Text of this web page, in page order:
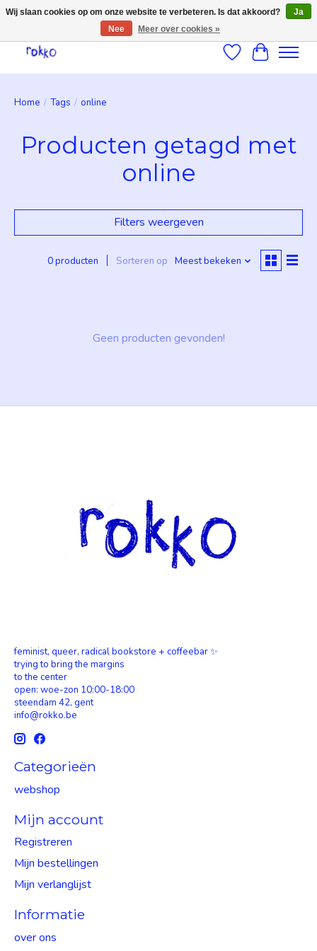
Verlanglijst
Home / Tags / online
Producten getagd met
online
Filters weergeven
0 producten Sorteren op Meest bekeken
Geen producten gevonden!
feminist, queer, radical bookstore + coffeebar ✨
trying to bring the margins
to the center
open: woe-zon 10:00-18:00
steendam 42, gent
info@rokko.be
Categorieën
webshop
Mijn account
Registreren
Mijn bestellingen
Mijn verlanglijst
Informatie
over ons
Wij slaan cookies op om onze website te verbeteren. Is dat akkoord?
Ja
Nee
Meer over cookies »